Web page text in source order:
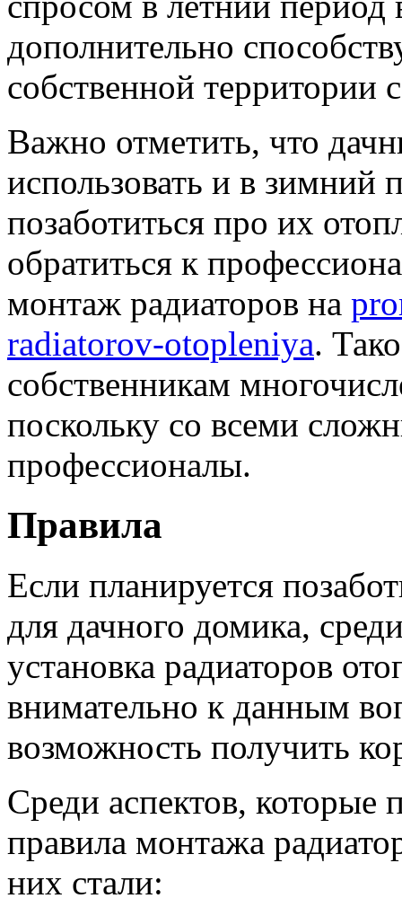
дополнительно
собственной
Важно отметить, что
использовать и в зимний
позаботиться про их
обратиться к
монтаж радиаторов на
radiatorov-otopleniya.
собственникам
поскольку со всеми
профессионалы.
Правила
Если планируется
для дачного домика,
установка радиаторов
внимательно к данным
возможность получить
Среди аспектов,
правила монтажа
них стали: